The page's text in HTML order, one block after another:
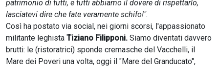
patrimonio di tutti, e tutti abbiamo il dovere di rispettarlo,
lasciatevi dire che fate veramente schifo!".
Così ha postato via social, nei giorni scorsi, l'appassionato
militante leghista Tiziano Filipponi. Siamo diventati davvero
brutti: le (ristoratrici) sponde cremasche del Vacchelli, il
Mare dei Poveri una volta, oggi il "Mare del Granducato",